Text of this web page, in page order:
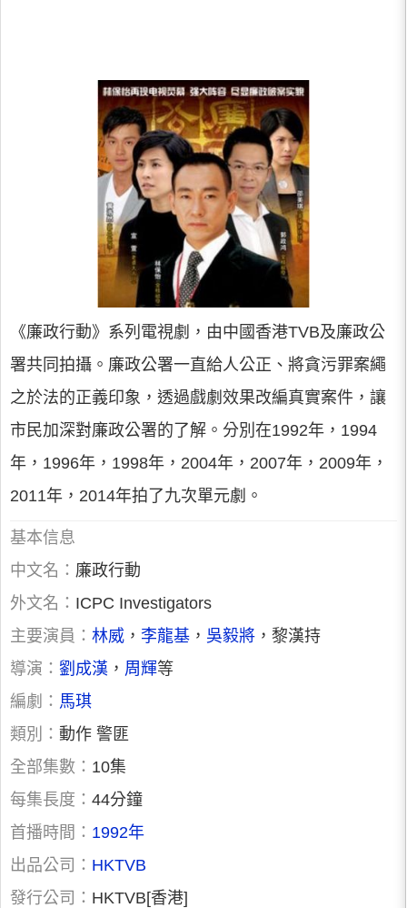
《廉政行動》系列電視劇，由中國香港TVB及廉政公
署共同拍攝。廉政公署一直給人公正、將貪污罪案繩
之於法的正義印象，透過戲劇效果改編真實案件，讓
市民加深對廉政公署的了解。分別在1992年，1994
年，1996年，1998年，2004年，2007年，2009年，
2011年，2014年拍了九次單元劇。
基本信息
中文名： 廉政行動
外文名： ICPC Investigators
主要演員： 林威 ， 李龍基 ， 吳毅將 ，黎漢持
導演： 劉成漢 ， 周輝等
編劇： 馬琪
類別： 動作 警匪
全部集數： 10集
每集長度： 44分鐘
首播時間： 1992年
出品公司： HKTVB
發行公司： HKTVB[香港]